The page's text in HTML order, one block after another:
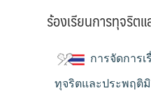
ร้องเรียนการทุจริต
การจัดการเ
ทุจริตและประพฤติ